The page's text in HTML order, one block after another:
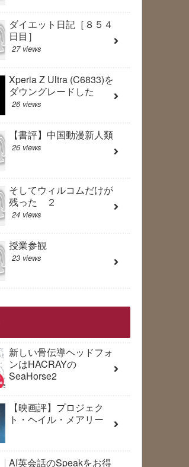
ダイエット日記［８５４
日目］
27 views
Xperia Z Ultra (C6833)を
ダウングレードした
26 views
【書評】中国動漫新人類
26 views
そしてウィルコムだけが
残った ２
24 views
授業参観
23 views
新しい骨伝導ヘッドフォ
ンはHACRAYの
SeaHorse2
【映画評】プロジェク
ト・ヘイル・メアリー
AI英会話のSpeakをお得